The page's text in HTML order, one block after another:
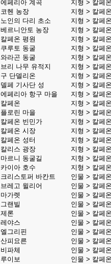
에페리아 계곡
지형 > 칼페
코헨 농장
지형 > 칼페
노인의 다리 초소
지형 > 칼페
베르니안토 농장
지형 > 칼페
칼페온 평원
지형 > 칼페
쿠루토 동굴
지형 > 칼페
와라곤 동굴
지형 > 칼페
브리 나무 유적지
지형 > 칼페
구 단델리온
지형 > 칼페
델페 기사단 성
지형 > 칼페
에페리아 항구 마을
지형 > 칼페
칼페온
지형 > 칼페
플로린 마을
지형 > 칼페
칼페온 빈민가
지형 > 칼페
칼페온 시장
지형 > 칼페
칼페온 성터
지형 > 칼페
칼리스 광장
지형 > 칼페
마르니 동굴길
지형 > 칼페
카이아 호수
지형 > 칼페
크리스토퍼 바칸트
인물 > 칼페
브레고 윌리어
인물 > 칼페
마가렛
인물 > 칼페
그랜빌
인물 > 칼페
제론
인물 > 칼페
레야스
인물 > 칼페
엘그리핀
인물 > 칼페
산피요른
인물 > 칼페
비파체
인물 > 칼페
루이보
인물 > 칼페